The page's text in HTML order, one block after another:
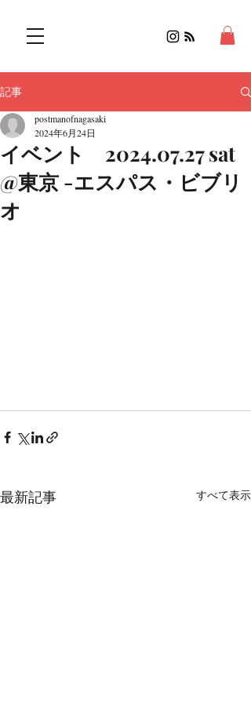
記事
イベント 2024.07.27 sat
@東京 -エスパス・ビブリ
オ
postmanofnagasaki
2024年6月24日
最新記事 すべて表示